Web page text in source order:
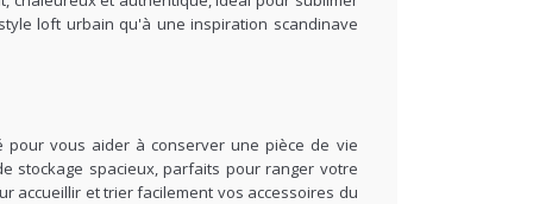
loft urbain qu'à une inspiration scandinave
pour vous aider à conserver une pièce de vie
stockage spacieux, parfaits pour ranger votre
accueillir et trier facilement vos accessoires du